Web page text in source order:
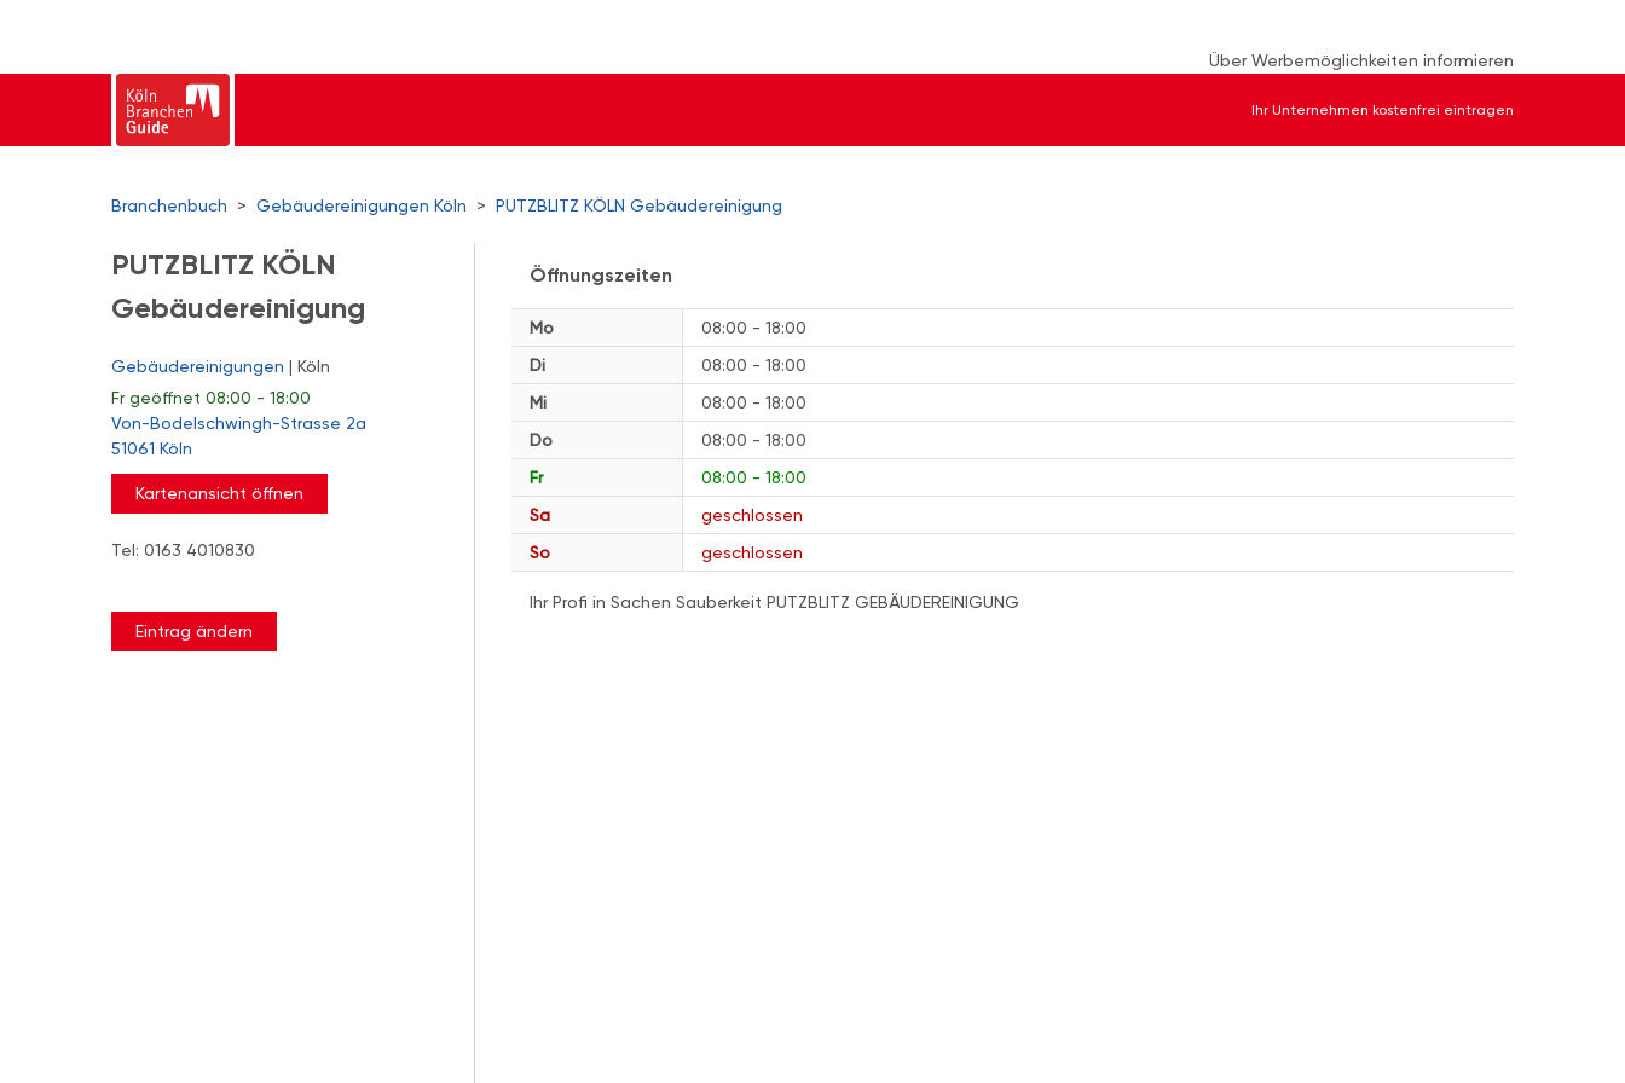
Über Werbemöglichkeiten informieren
Ihr Unternehmen kostenfrei eintragen
Branchenbuch > Gebäudereinigungen Köln > PUTZBLITZ KÖLN Gebäudereinigung
PUTZBLITZ KÖLN
Gebäudereinigung
Gebäudereinigungen | Köln
Frgeöffnet 08:00 - 18:00
Von-Bodelschwingh-Strasse 2a
51061 Köln
Kartenansicht öffnen
Tel: 0163 4010830
Eintrag ändern
Öffnungszeiten
Mo
08:00 - 18:00
Di
08:00 - 18:00
Mi
08:00 - 18:00
Do
08:00 - 18:00
Fr
08:00 - 18:00
Sa
geschlossen
So
geschlossen
Ihr Profi in Sachen Sauberkeit PUTZBLITZ GEBÄUDEREINIGUNG